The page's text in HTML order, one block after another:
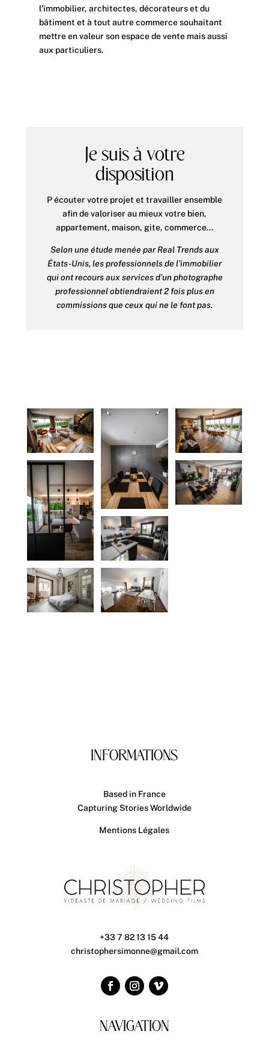
l’immobilier, architectes, décorateurs et du
bâtiment et à tout autre commerce souhaitant
mettre en valeur son espace de vente mais aussi
aux particuliers.
Je suis à votre
disposition
P écouter votre projet et travailler ensemble
afin de valoriser au mieux votre bien,
appartement, maison, gite, commerce…
Selon une étude menée par Real Trends aux
États-Unis, les professionnels de l’immobilier
qui ont recours aux services d’un photographe
professionnel obtiendraient 2 fois plus en
commissions que ceux qui ne le font pas.
INFORMATIONS
Based in France
Capturing Stories Worldwide
Mentions Légales
+33 7 82 13 15 44
christophersimonne@gmail.com
NAVIGATION